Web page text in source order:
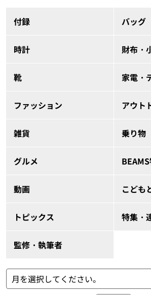
付録 バッグ
時計 財布・
靴 家電・
ファッション アウト
雑貨 乗り物
グルメ
動画 こども
トピックス 特集・
監修・執筆者